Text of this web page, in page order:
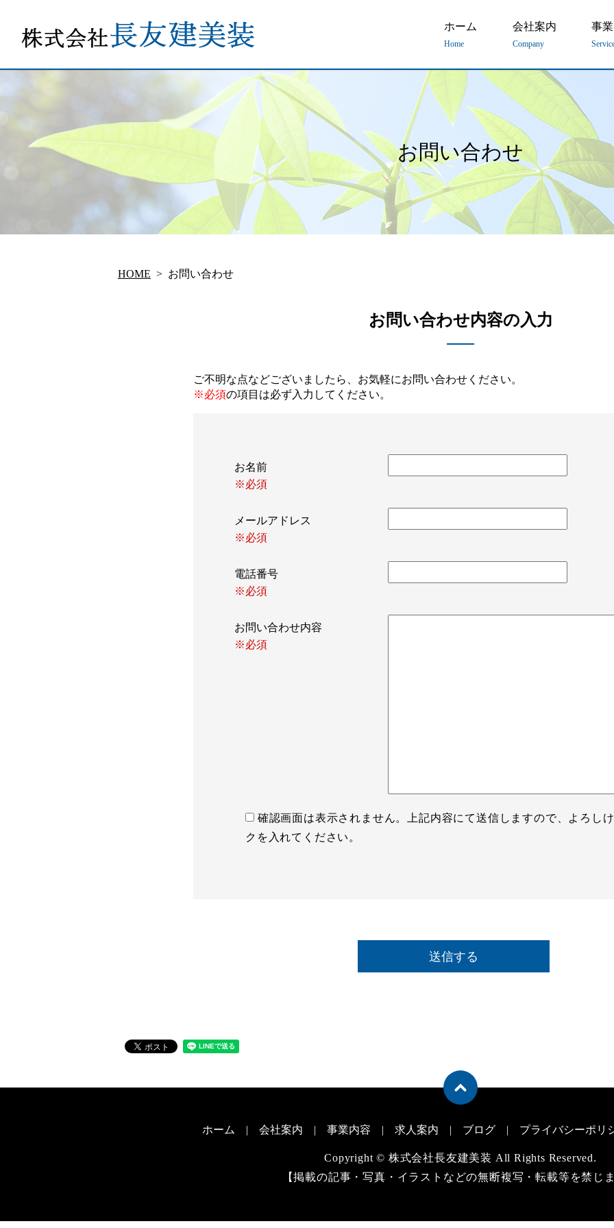
ホーム
Home
会社案内
Company
事
お問い合わせ
HOME お問い合わせ
お問い合わせ内容の入力
ご不明な点などございましたら、お気軽にお問い合わせください。
※必須の項目は必ず入力してください。
お名前
※必須
メールアドレス
※必須
電話番号
※必須
お問い合わせ内容
※必須
確認画面は表示されません。上記内容にて送信しますので、よろし
クを入れてください。
ホーム 会社案内 事業内容 求人案内 ブログ プライバシーポリ
Copyright © 株式会社長友建美装 All Rights Reserved.
【掲載の記事・写真・イラストなどの無断複写・転載等を禁じま